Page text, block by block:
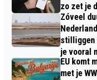
zo zet je
Zóveel
stilliggen
je vooral
EU komt
met je